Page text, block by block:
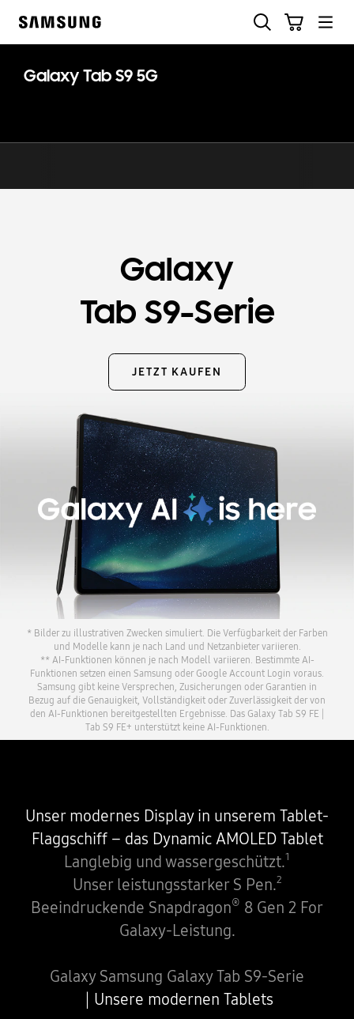
Galaxy Tab S9 5G
Galaxy
Tab S9-Serie
JETZT KAUFEN
* Bilder zu illustrativen Zwecken simuliert. Die Verfügbarkeit der Farben
und Modelle kann je nach Land und Netzanbieter variieren.
** AI-Funktionen können je nach Modell variieren. Bestimmte AI-
Funktionen setzen einen Samsung oder Google Account Login voraus.
Samsung gibt keine Versprechen, Zusicherungen oder Garantien in
Bezug auf die Genauigkeit, Vollständigkeit oder Zuverlässigkeit der von
den AI-Funktionen bereitgestellten Ergebnisse. Das Galaxy Tab S9 FE |
Tab S9 FE+ unterstützt keine AI-Funktionen.
Unser modernes Display in unserem Tablet-
Flaggschiff – das Dynamic AMOLED Tablet
Langlebig und wassergeschützt.1
Unser leistungsstarker S Pen.2
Beeindruckende Snapdragon® 8 Gen 2 For
Galaxy-Leistung.
Galaxy Samsung Galaxy Tab S9-Serie
Unsere modernen Tablets